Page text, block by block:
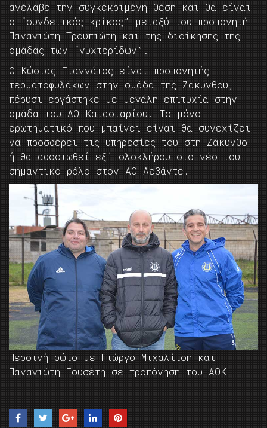
ανέλαβε την συγκεκριμένη θέση και θα είναι
ο “συνδετικός κρίκος” μεταξύ του προπονητή
Παναγιώτη Τρουπιώτη και της διοίκησης της
ομάδας των “νυχτερίδων”.
Ο Κώστας Γιαννάτος είναι προπονητής
τερματοφυλάκων στην ομάδα της Ζακύνθου,
πέρυσι εργάστηκε με μεγάλη επιτυχία στην
ομάδα του ΑΟ Κατασταρίου. Το μόνο
ερωτηματικό που μπαίνει είναι θα συνεχίζει
να προσφέρει τις υπηρεσίες του στη Ζάκυνθο
ή θα αφοσιωθεί εξ΄ ολοκλήρου στο νέο του
σημαντικό ρόλο στον ΑΟ Λεβάντε.
Περσινή φώτο με Γιώργο Μιχαλίτση και
Παναγιώτη Γουσέτη σε προπόνηση του ΑΟΚ